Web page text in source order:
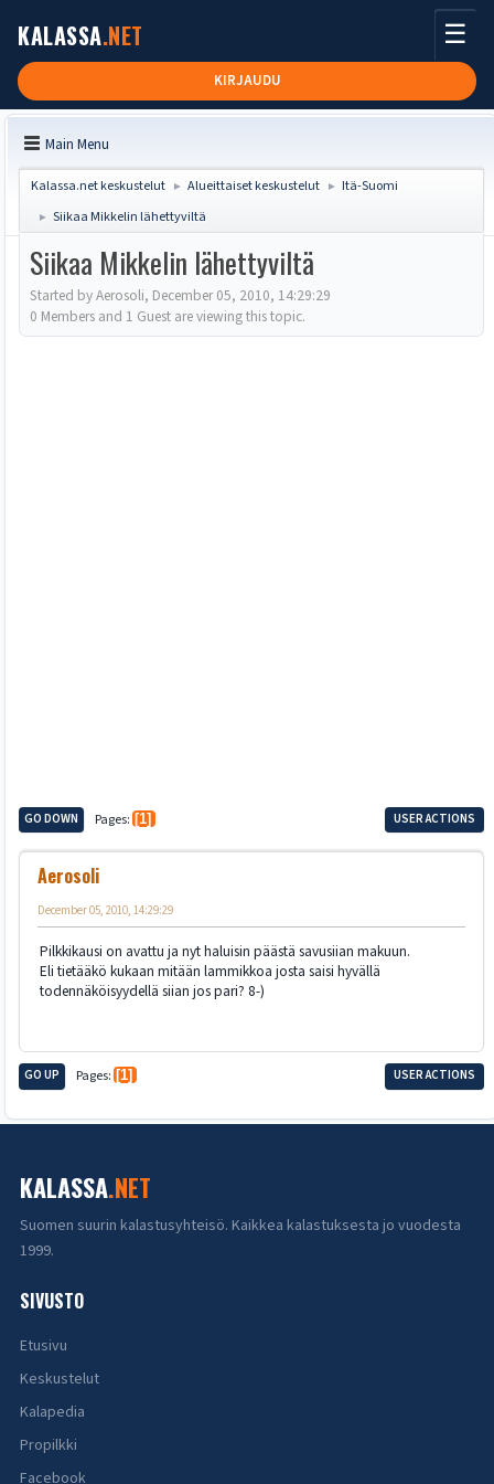
KALASSA.NET
KIRJAUDU
☰
Main Menu
Kalassa.net keskustelut ► Alueittaiset keskustelut ► Itä-Suomi
► Siikaa Mikkelin lähettyviltä
Siikaa Mikkelin lähettyviltä
Started by Aerosoli, December 05, 2010, 14:29:29
0 Members and 1 Guest are viewing this topic.
GO DOWN Pages 1 USER ACTIONS
Aerosoli
December 05, 2010, 14:29:29
Pilkkikausi on avattu ja nyt haluisin päästä savusiian makuun.
Eli tietääkö kukaan mitään lammikkoa josta saisi hyvällä
todennäköisyydellä siian jos pari? 8-)
GO UP Pages 1 USER ACTIONS
KALASSA.NET
Suomen suurin kalastusyhteisö. Kaikkea kalastuksesta jo vuodesta
1999.
SIVUSTO
Etusivu
Keskustelut
Kalapedia
Propilkki
Facebook